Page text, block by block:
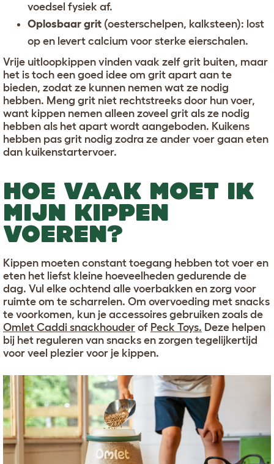
voedsel fysiek af.
Oplosbaar grit (oesterschelpen, kalksteen): lost
op en levert calcium voor sterke eierschalen.
Vrije uitloopkippen vinden vaak zelf grit buiten, maar
het is toch een goed idee om grit apart aan te
bieden, zodat ze kunnen nemen wat ze nodig
hebben. Meng grit niet rechtstreeks door hun voer,
want kippen nemen alleen zoveel grit als ze nodig
hebben als het apart wordt aangeboden. Kuikens
hebben pas grit nodig zodra ze ander voer gaan eten
dan kuikenstartervoer.
HOE VAAK MOET IK
MIJN KIPPEN
VOEREN?
Kippen moeten constant toegang hebben tot voer en
eten het liefst kleine hoeveelheden gedurende de
dag. Vul elke ochtend alle voerbakken en zorg voor
ruimte om te scharrelen. Om overvoeding met snacks
te voorkomen, kun je accessoires gebruiken zoals de
Omlet Caddi snackhouder of Peck Toys. Deze helpen
bij het reguleren van snacks en zorgen tegelijkertijd
voor veel plezier voor je kippen.